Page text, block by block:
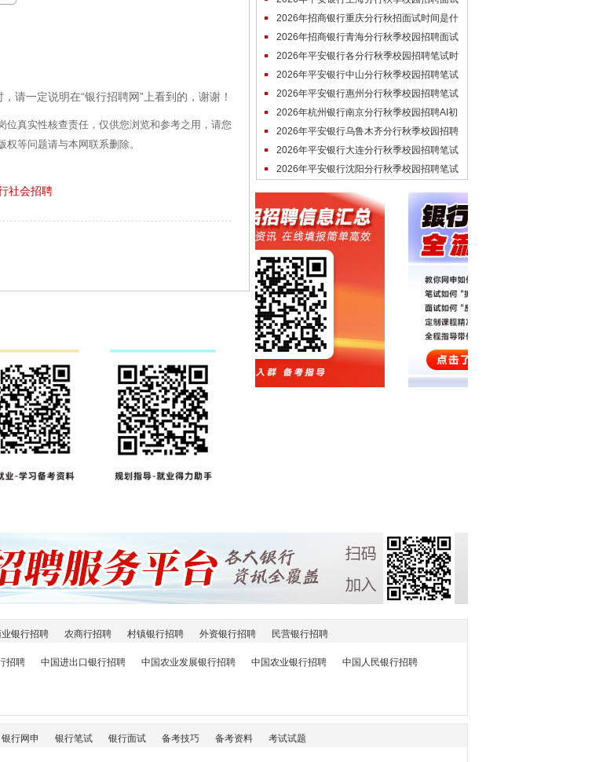
请一定说明在“银行招聘网”上看到的，谢谢！
真实性核查责任，仅供您浏览和参考之用，请您
等问题请与本网联系删除。
社会招聘
时间是什么时候
2026年招商银行重庆分行秋招面试时间是什
么时候
2026年招商银行青海分行秋季校园招聘面试
经验2026年平安银行各分行秋季校园招聘笔试时
间通知汇总（第三批次）
2026年平安银行中山分行秋季校园招聘笔试
通知（第三批次）
2026年平安银行惠州分行秋季校园招聘笔试
通知（第三批次）
2026年杭州银行南京分行秋季校园招聘AI初
面通知
2026年平安银行乌鲁木齐分行秋季校园招聘
笔试通知（第三批次）
2026年平安银行大连分行秋季校园招聘笔试
通知（第三批次）
2026年平安银行沈阳分行秋季校园招聘笔试
银行招聘 农商行招聘 村镇银行招聘 外资银行招聘 民营银行招聘
招聘 中国进出口银行招聘 中国农业发展银行招聘 中国农业银行招聘 中国人民银行招聘
银行网申 银行笔试 银行面试 备考技巧 备考资料 考试试题